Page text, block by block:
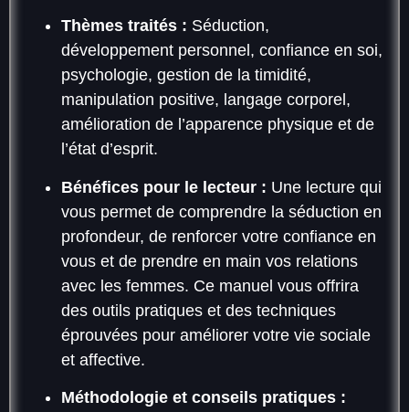
Thèmes traités : Séduction,
développement personnel, confiance en soi,
psychologie, gestion de la timidité,
manipulation positive, langage corporel,
amélioration de l’apparence physique et de
l’état d’esprit.
Bénéfices pour le lecteur : Une lecture qui
vous permet de comprendre la séduction en
profondeur, de renforcer votre confiance en
vous et de prendre en main vos relations
avec les femmes. Ce manuel vous offrira
des outils pratiques et des techniques
éprouvées pour améliorer votre vie sociale
et affective.
Méthodologie et conseils pratiques :